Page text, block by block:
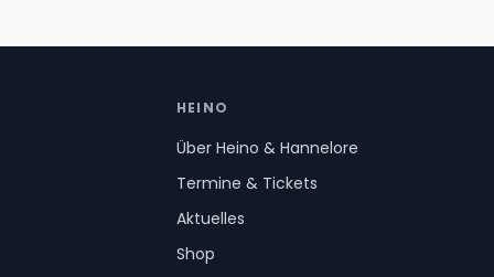
HEINO
Über Heino & Hannelore
Termine & Tickets
Aktuelles
Shop